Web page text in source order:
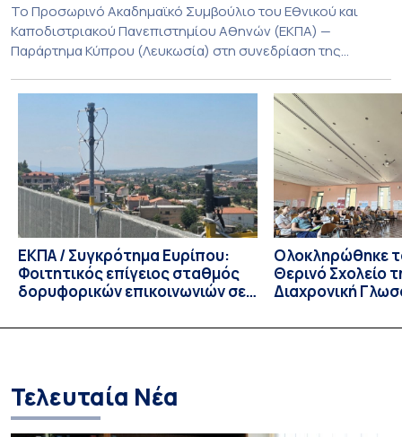
Το Προσωρινό Ακαδημαϊκό Συμβούλιο του Εθνικού και
Καποδιστριακού Πανεπιστημίου Αθηνών (ΕΚΠΑ) —
Παράρτημα Κύπρου (Λευκωσία) στη συνεδρίαση της
παράταση της προθεσμίας υποβολής εκδήλωσης
ενδιαφέροντος για την φοίτηση σε Προγράμματα Σπουδών,
Τμημάτων του Πανεπιστημίου μας στο Παράρτημα Κύπρου
για το ακαδημαϊκό έτος 2026-2027, έως τη Δευτέρα 31
Αυγούστου 2026. […]
ΕΚΠΑ / Συγκρότημα Ευρίπου:
Φοιτητικός επίγειος σταθμός
δορυφορικών επικοινωνιών σε
Ολοκληρώθηκε
Θερινό Σχολείο
Διαχρονική
Linguistics in
Τελευταία Νέα